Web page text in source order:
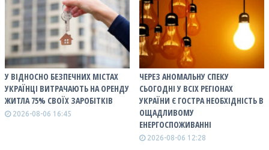
У ВІДНОСНО БЕЗПЕЧНИХ МІСТАХ
УКРАЇНЦІ ВИТРАЧАЮТЬ НА ОРЕНДУ
ЖИТЛА 75% СВОЇХ ЗАРОБІТКІВ
2026-08-06 16:45
ЧЕРЕЗ АНОМАЛЬНУ СПЕКУ
СЬОГОДНІ У ВСІХ РЕГІОНАХ
УКРАЇНИ Є ГОСТРА НЕОБХІДНІСТЬ В
ОЩАДЛИВОМУ
ЕНЕРГОСПОЖИВАННІ
2026-08-06 12:28